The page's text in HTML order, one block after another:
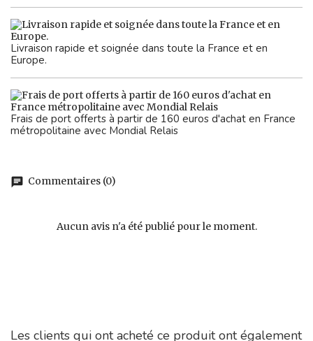
Livraison rapide et soignée dans toute la France et en
Europe.
Frais de port offerts à partir de 160 euros d'achat en France
métropolitaine avec Mondial Relais
chat Commentaires (0)
Aucun avis n'a été publié pour le moment.
Les clients qui ont acheté ce produit ont également